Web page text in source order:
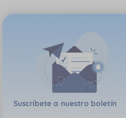
Suscríbete a nuestro boletín